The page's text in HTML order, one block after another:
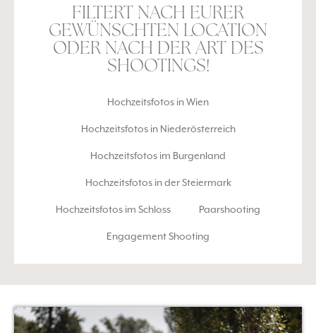
FILTERT NACH EURER
GEWÜNSCHTEN LOCATION
ODER NACH DER ART DES
SHOOTINGS!
Hochzeitsfotos in Wien
Hochzeitsfotos in Niederösterreich
Hochzeitsfotos im Burgenland
Hochzeitsfotos in der Steiermark
Hochzeitsfotos im Schloss Paarshooting
Engagement Shooting